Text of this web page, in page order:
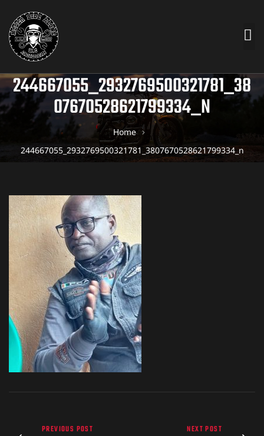
244667055_2932769500321781_38
07670528621799334_N
Home
244667055_2932769500321781_3807670528621799334_n
PREVIOUS POST NEXT POST